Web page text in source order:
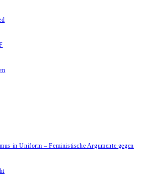
in Uniform – Feministische Argumente gegen